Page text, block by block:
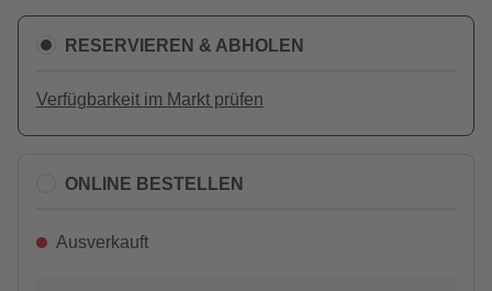
RESERVIEREN & ABHOLEN
Verfügbarkeit im Markt prüfen
ONLINE BESTELLEN
Ausverkauft